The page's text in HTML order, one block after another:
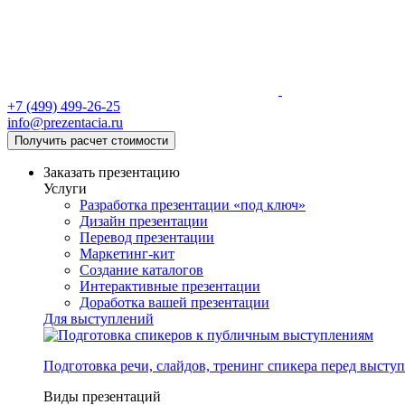
+7 (499) 499-26-25
info@prezentacia.ru
Получить расчет стоимости
Заказать презентацию
Услуги
Разработка презентации «под ключ»
Дизайн презентации
Перевод презентации
Маркетинг-кит
Создание каталогов
Интерактивные презентации
Доработка вашей презентации
Для выступлений
Подготовка речи, слайдов, тренинг спикера перед
Виды презентаций